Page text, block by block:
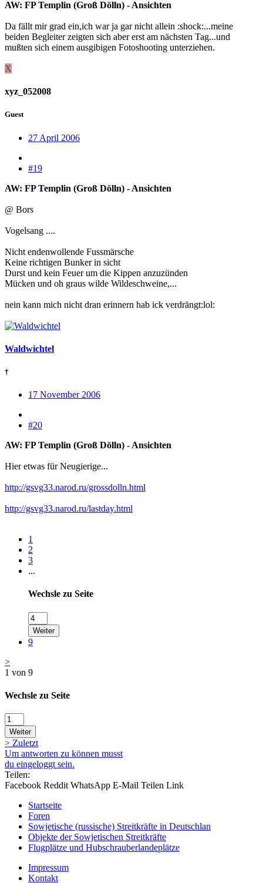
AW: FP Templin (Groß Dölln) - Ansichten
Da fällt mir grad ein,ich war ja gar nicht allein :shock:...meine
beiden Begleiter zeigten sich aber erst am nächsten Tag...und
mußten sich einem ausgibigen Fotoshooting unterziehen.
X
xyz_052008
Guest
27 April 2006
#19
AW: FP Templin (Groß Dölln) - Ansichten
@ Bors
Vogelsang ....
Nicht endenwollende Fussmärsche
Keine richtigen Bunker in sicht
Durst und kein Feuer um die Kippen anzuzünden
Mücken und oh graus wilde Wildeschweine,...
nein kann mich nicht dran erinnern hab ick verdrängt:lol:
Waldwichtel
†
17 November 2006
#20
AW: FP Templin (Groß Dölln) - Ansichten
Hier etwas für Neugierige...
http://gsvg33.narod.ru/grossdolln.html
http://gsvg33.narod.ru/lastday.html
1
2
3
...
Wechsle zu Seite
Weiter
9
>
1 von 9
Wechsle zu Seite
Weiter
> Zuletzt
Um antworten zu können musst
du eingeloggt sein.
Teilen:
Facebook Reddit WhatsApp E-Mail Teilen Link
Startseite
Foren
Sowjetische (russische) Streitkräfte in Deutschlan
Objekte der Sowjetischen Streitkräfte
Flugplätze und Hubschrauberlandeplätze
Impressum
Kontakt